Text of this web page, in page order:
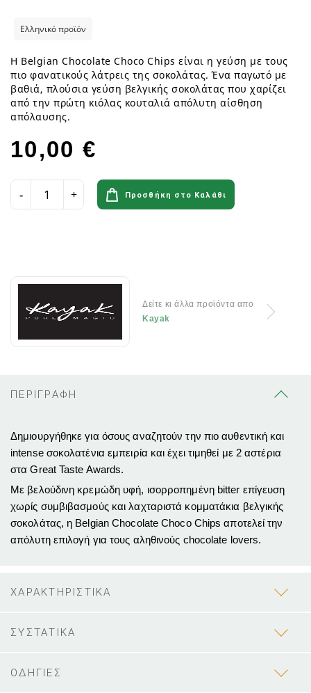
Ελληνικό προϊόν
Η Belgian Chocolate Choco Chips είναι η γεύση με τους
πιο φανατικούς λάτρεις της σοκολάτας. Ένα παγωτό με
βαθιά, πλούσια γεύση βελγικής σοκολάτας που χαρίζει
από την πρώτη κιόλας κουταλιά απόλυτη αίσθηση
απόλαυσης.
10,00 €
Προσθήκη στο Καλάθι
Δείτε κι άλλα προϊόντα απο
Kayak
ΠΕΡΙΓΡΑΦΗ
Δημιουργήθηκε για όσους αναζητούν την πιο αυθεντική και
intense σοκολατένια εμπειρία και έχει τιμηθεί με 2 αστέρια
στα Great Taste Awards.
Με βελούδινη κρεμώδη υφή, ισορροπημένη bitter επίγευση
χωρίς συμβιβασμούς και λαχταριστά κομματάκια βελγικής
σοκολάτας, η Belgian Chocolate Choco Chips αποτελεί την
απόλυτη επιλογή για τους αληθινούς chocolate lovers.
ΧΑΡΑΚΤΗΡΙΣΤΙΚΑ
ΣΥΣΤΑΤΙΚΑ
ΟΔΗΓΙΕΣ